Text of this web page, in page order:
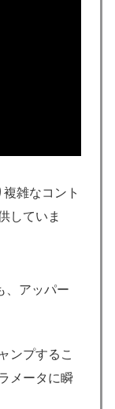
雑なコント
していま
、アッパー
ンプするこ
メータに瞬